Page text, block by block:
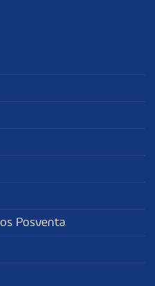
Posventa